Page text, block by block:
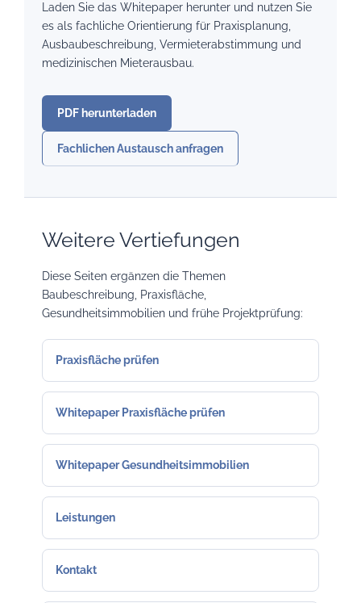
Laden Sie das Whitepaper herunter und nutzen Sie
es als fachliche Orientierung für Praxisplanung,
Ausbaubeschreibung, Vermieterabstimmung und
medizinischen Mieterausbau.
PDF herunterladen
Fachlichen Austausch anfragen
Weitere Vertiefungen
Diese Seiten ergänzen die Themen
Baubeschreibung, Praxisfläche,
Gesundheitsimmobilien und frühe Projektprüfung:
Praxisfläche prüfen
Whitepaper Praxisfläche prüfen
Whitepaper Gesundheitsimmobilien
Leistungen
Kontakt